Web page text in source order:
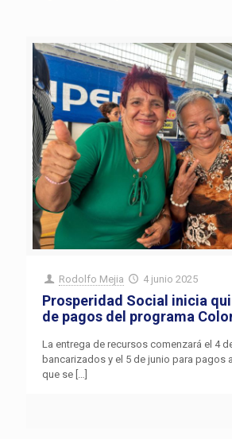
Rodolfo Mejia 4 junio 2025
Prosperidad Social inicia
de pagos del programa
La entrega de recursos comenzará el 4
bancarizados y el 5 de junio para pagos
que se